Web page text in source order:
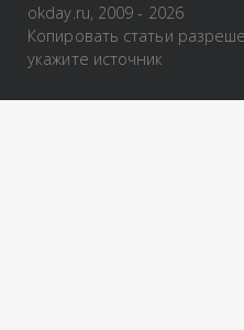
okday.ru, 2009 - 2026
Копировать статьи
укажите источник